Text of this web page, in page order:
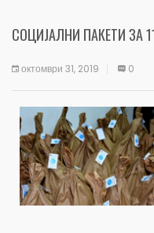
СОЦИЈАЛНИ ПАКЕТИ ЗА
октомври 31, 2019 0